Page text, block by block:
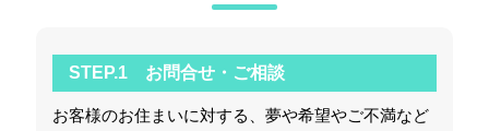
STEP.1 お問合せ・ご相談
お客様のお住まいに対する、夢や希望やご不満など